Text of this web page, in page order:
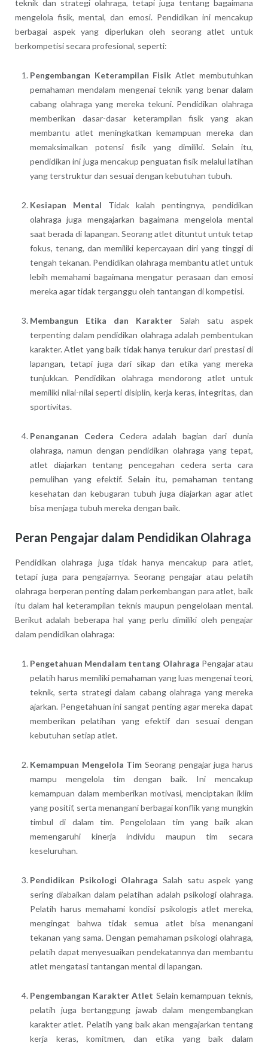
teknik dan strategi olahraga, tetapi juga tentang bagaimana
mengelola fisik, mental, dan emosi. Pendidikan ini mencakup
berbagai aspek yang diperlukan oleh seorang atlet untuk
berkompetisi secara profesional, seperti:
Pengembangan Keterampilan Fisik Atlet membutuhkan
pemahaman mendalam mengenai teknik yang benar dalam
cabang olahraga yang mereka tekuni. Pendidikan olahraga
memberikan dasar-dasar keterampilan fisik yang akan
membantu atlet meningkatkan kemampuan mereka dan
memaksimalkan potensi fisik yang dimiliki. Selain itu,
pendidikan ini juga mencakup penguatan fisik melalui latihan
yang terstruktur dan sesuai dengan kebutuhan tubuh.
Kesiapan Mental Tidak kalah pentingnya, pendidikan
olahraga juga mengajarkan bagaimana mengelola mental
saat berada di lapangan. Seorang atlet dituntut untuk tetap
fokus, tenang, dan memiliki kepercayaan diri yang tinggi di
tengah tekanan. Pendidikan olahraga membantu atlet untuk
lebih memahami bagaimana mengatur perasaan dan emosi
mereka agar tidak terganggu oleh tantangan di kompetisi.
Membangun Etika dan Karakter Salah satu aspek
terpenting dalam pendidikan olahraga adalah pembentukan
karakter. Atlet yang baik tidak hanya terukur dari prestasi di
lapangan, tetapi juga dari sikap dan etika yang mereka
tunjukkan. Pendidikan olahraga mendorong atlet untuk
memiliki nilai-nilai seperti disiplin, kerja keras, integritas, dan
sportivitas.
Penanganan Cedera Cedera adalah bagian dari dunia
olahraga, namun dengan pendidikan olahraga yang tepat,
atlet diajarkan tentang pencegahan cedera serta cara
pemulihan yang efektif. Selain itu, pemahaman tentang
kesehatan dan kebugaran tubuh juga diajarkan agar atlet
bisa menjaga tubuh mereka dengan baik.
Peran Pengajar dalam Pendidikan Olahraga
Pendidikan olahraga juga tidak hanya mencakup para atlet,
tetapi juga para pengajarnya. Seorang pengajar atau pelatih
olahraga berperan penting dalam perkembangan para atlet, baik
itu dalam hal keterampilan teknis maupun pengelolaan mental.
Berikut adalah beberapa hal yang perlu dimiliki oleh pengajar
dalam pendidikan olahraga:
Pengetahuan Mendalam tentang Olahraga Pengajar atau
pelatih harus memiliki pemahaman yang luas mengenai teori,
teknik, serta strategi dalam cabang olahraga yang mereka
ajarkan. Pengetahuan ini sangat penting agar mereka dapat
memberikan pelatihan yang efektif dan sesuai dengan
kebutuhan setiap atlet.
Kemampuan Mengelola Tim Seorang pengajar juga harus
mampu mengelola tim dengan baik. Ini mencakup
kemampuan dalam memberikan motivasi, menciptakan iklim
yang positif, serta menangani berbagai konflik yang mungkin
timbul di dalam tim. Pengelolaan tim yang baik akan
memengaruhi kinerja individu maupun tim secara
keseluruhan.
Pendidikan Psikologi Olahraga Salah satu aspek yang
sering diabaikan dalam pelatihan adalah psikologi olahraga.
Pelatih harus memahami kondisi psikologis atlet mereka,
mengingat bahwa tidak semua atlet bisa menangani
tekanan yang sama. Dengan pemahaman psikologi olahraga,
pelatih dapat menyesuaikan pendekatannya dan membantu
atlet mengatasi tantangan mental di lapangan.
Pengembangan Karakter Atlet Selain kemampuan teknis,
pelatih juga bertanggung jawab dalam mengembangkan
karakter atlet. Pelatih yang baik akan mengajarkan tentang
kerja keras, komitmen, dan etika yang baik dalam